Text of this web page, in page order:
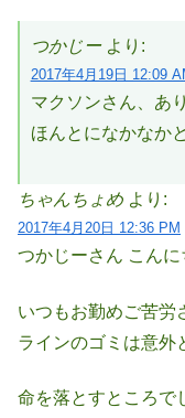
つかじー より:
2017年4月19日 12:09
マクソンさん、あ
ほんとになかなか
ちゃんちょめ より:
2017年4月20日 12:36 PM
つかじーさん こんに
いつもお勤めご苦労
ラインのゴミは意外
命を落とすところで